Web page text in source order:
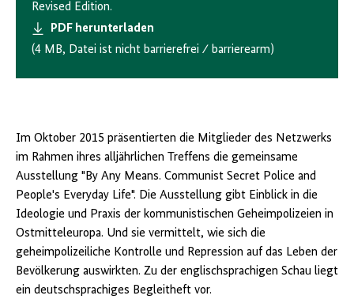
Revised Edition.
PDF herunterladen
(4 MB, Datei ist nicht barrierefrei ⁄ barrierearm)
Im Oktober 2015 präsentierten die Mitglieder des Netzwerks
im Rahmen ihres alljährlichen Treffens die gemeinsame
Ausstellung " By Any Means. Communist Secret Police and
People's Everyday Life". Die Ausstellung gibt Einblick in die
Ideologie und Praxis der kommunistischen Geheimpolizeien in
Ostmitteleuropa. Und sie vermittelt, wie sich die
geheimpolizeiliche Kontrolle und Repression auf das Leben der
Bevölkerung auswirkten. Zu der englischsprachigen Schau liegt
ein deutschsprachiges Begleitheft vor.